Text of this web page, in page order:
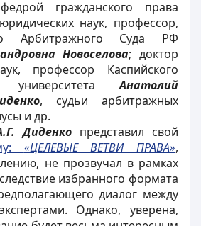
гражданского права
наук, профессор,
Арбитражного Суда РФ
Новоселова; доктор
профессор Каспийского
университетаАнатолий
, судьи арбитражных
и др.
Диденкопредставил свой
«ЦЕЛЕВЫЕ ВЕТВИ ПРАВА»,
не прозвучал в рамках
избранного формата
диалог между
Однако, уверена,